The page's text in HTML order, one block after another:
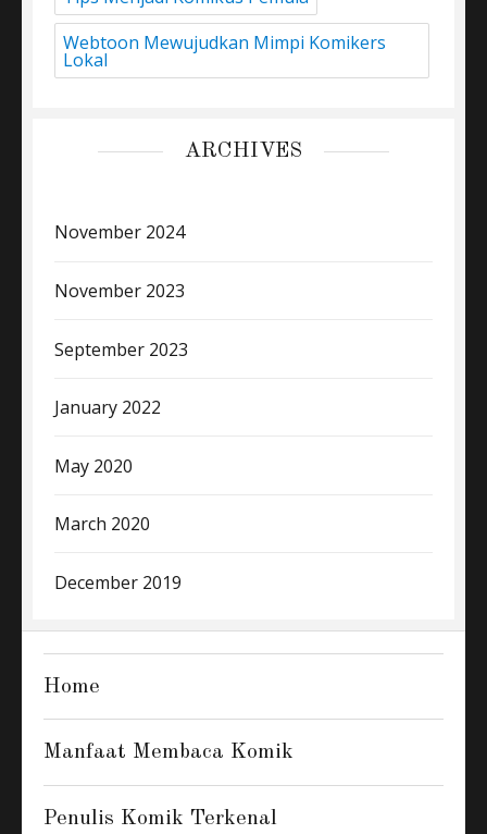
Webtoon Mewujudkan Mimpi Komikers
Lokal
ARCHIVES
November 2024
November 2023
September 2023
January 2022
May 2020
March 2020
December 2019
Home
Manfaat Membaca Komik
Penulis Komik Terkenal